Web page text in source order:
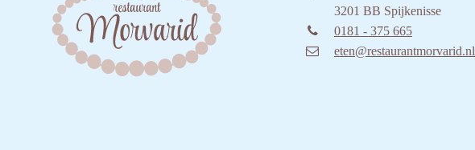
3201 BB Spijkenisse
0181 - 375 665
eten@restaurantmorvarid.nl